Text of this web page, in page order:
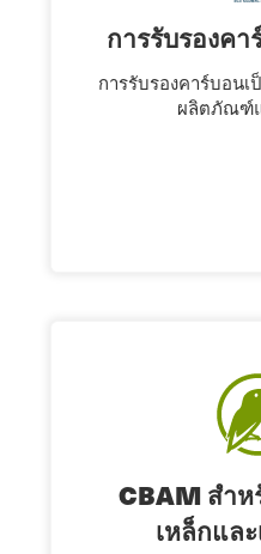
การรับรองคา
การรับรองคาร์บอน
ผลิตภัณฑ์
CBAM สําห
เหล็กแล